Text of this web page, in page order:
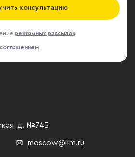
консультацию
рекламных рассылок
д. №74Б
moscow@ilm.ru